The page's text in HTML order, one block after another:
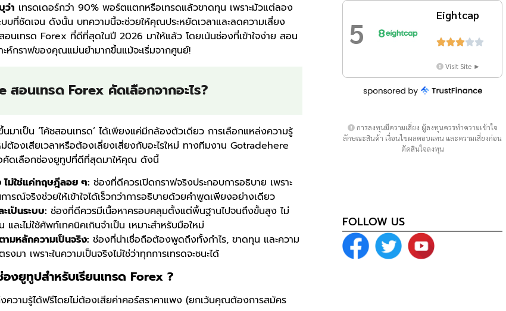
ว่า เทรดเดอร์กว่า 90% พอร์ตแตกหรือเทรดแล้วขาดทุน เพราะมัวแต่ลอง
บที่ชัดเจน ดังนั้น บทความนี้จะช่วยให้คุณประหยัดเวลาและลดความเสี่ยง
นเทรด Forex ที่ดีที่สุดในปี 2026 มาให้แล้ว โดยเน้นช่องที่เข้าใจง่าย สอน
ะห์กราฟของคุณแม่นยำมากขึ้นแม้จะเริ่มจากศูนย์!
สอนเทรด Forex คัดเลือกจากอะไร?
มาเป็น ‘โค้ชสอนเทรด’ ได้เพียงแค่มีกล้องตัวเดียว การเลือกแหล่งความรู้
ต้องเสียเวลาหรือต้องเลี่ยงเสี่ยงกับอะไรใหม่ ทางทีมงาน Gotradehere
คัดเลือกช่องยูทูปที่ดีที่สุดมาให้คุณ ดังนี้
ไม่ใช่แค่ทฤษฎีลอย ๆ: ช่องที่ดีควรเปิดกราฟจริงประกอบการอธิบาย เพราะ
รณ์จริงช่วยให้เข้าใจได้เร็วกว่าการอธิบายด้วยคำพูดเพียงอย่างเดียว
ะเป็นระบบ: ช่องที่ดีควรมีเนื้อหาครอบคลุมตั้งแต่พื้นฐานไปจนถึงขั้นสูง ไม่
และไม่ใช้ศัพท์เทคนิคเกินจำเป็น เหมาะสำหรับมือใหม่
มหลักความเป็นจริง: ช่องที่น่าเชื่อถือต้องพูดถึงทั้งกำไร, ขาดทุน และความ
งมา เพราะในความเป็นจริงไม่ใช่ว่าทุกการเทรดจะชนะได้
งยูทูปสำหรับเรียนเทรด Forex ?
งความรู้ได้ฟรีโดยไม่ต้องเสียค่าคอร์สราคาแพง (ยกเว้นคุณต้องการสมัคร
5
Eightcap

Visit Site ►
การลงทุนมีความเสี่ยง ผู้ลงทุนควรทำความเข้าใจ
ลักษณะสินค้า เงื่อนไขผลตอบแทน และความเสี่ยงก่อน
ตัดสินใจลงทุน
FOLLOW US